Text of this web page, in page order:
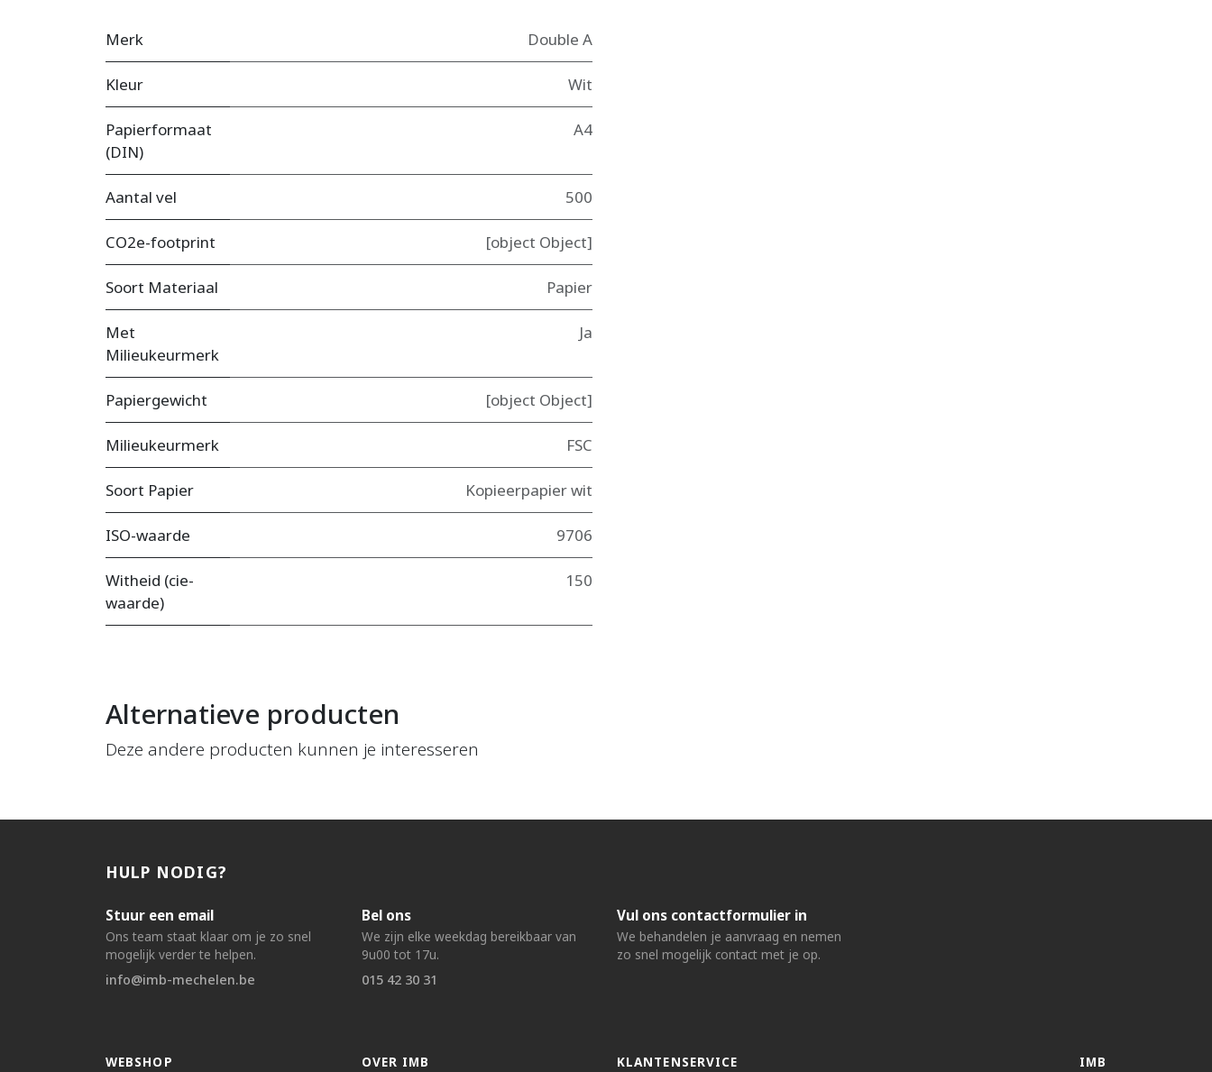
Merk Double A
Kleur Wit
Papierformaat
(DIN)
A4
Aantal vel 500
CO2e-footprint [object Object]
Soort Materiaal Papier
Met
Milieukeurmerk
Ja
Papiergewicht [object Object]
Milieukeurmerk FSC
Soort Papier Kopieerpapier wit
ISO-waarde 9706
Witheid (cie-
waarde)
150
Alternatieve producten
Deze andere producten kunnen je interesseren
HULP NODIG?
Stuur een email
Ons team staat klaar om je zo snel
mogelijk verder te helpen.
info@imb-mechelen.be
Bel ons
We zijn elke weekdag bereikbaar van
9u00 tot 17u.
015 42 30 31
Vul ons contactformulier in
We behandelen je aanvraag en nemen
zo snel mogelijk contact met je op.
WEBSHOP OVER IMB KLANTENSERVICE IMB